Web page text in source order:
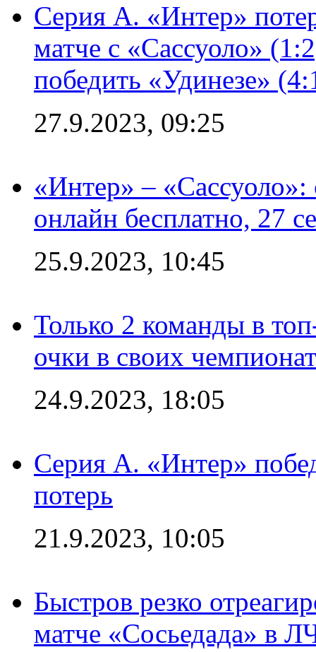
Серия А. «Интер»
матче с «Сассуоло»
победить «Удинезе»
27.9.2023, 09:25
«Интер» –
онлайн бесплатно, 27
25.9.2023, 10:45
Только 2 команды в
очки в своих
24.9.2023, 18:05
Серия А. «Интер»
потерь
21.9.2023, 10:05
Быстров резко
матче «Сосьедада» в